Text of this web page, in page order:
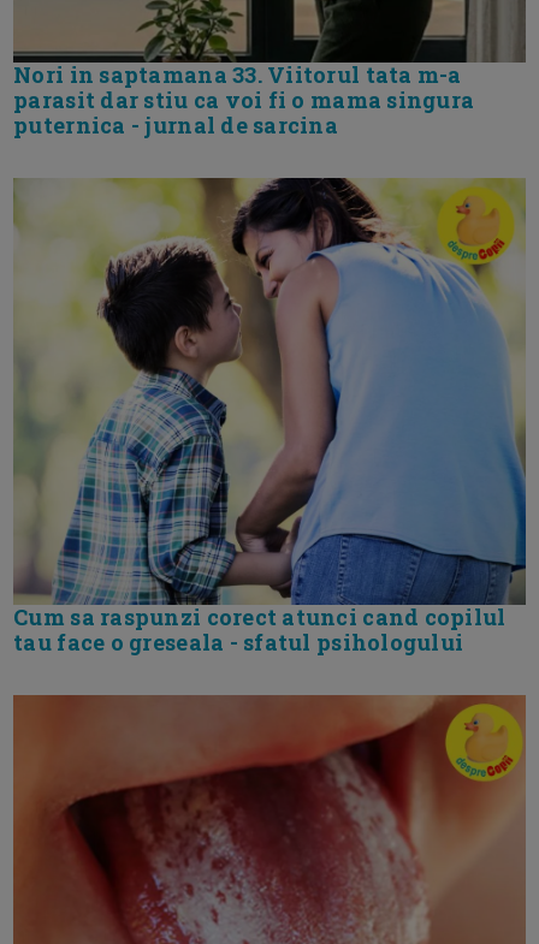
Nori in saptamana 33. Viitorul tata m-a
parasit dar stiu ca voi fi o mama singura
puternica - jurnal de sarcina
Cum sa raspunzi corect atunci cand copilul
tau face o greseala - sfatul psihologului